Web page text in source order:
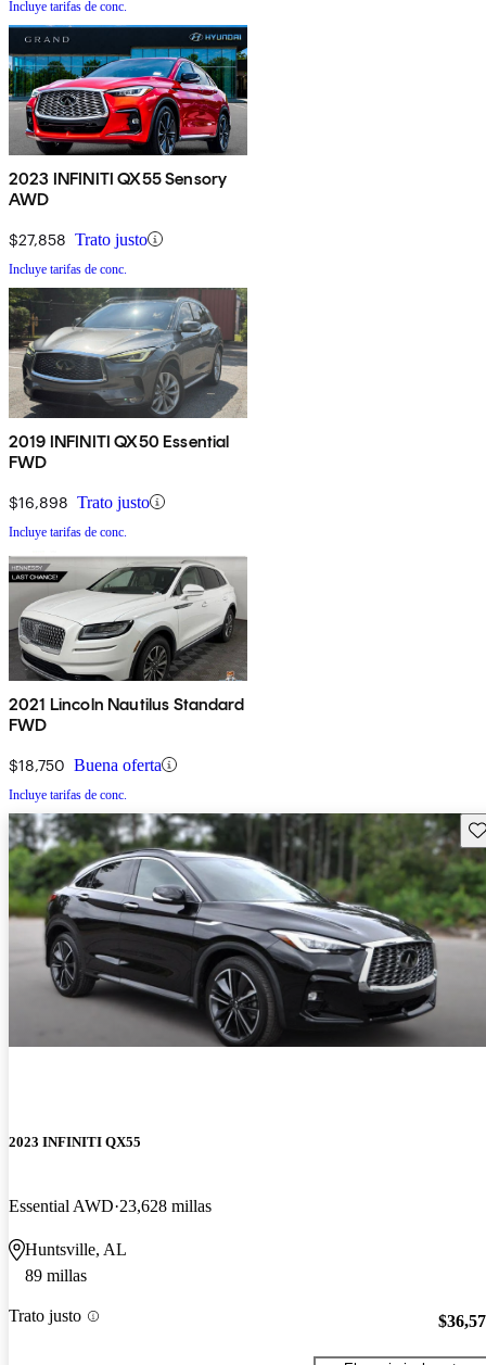
Incluye tarifas de conc.
2023 INFINITI QX55 Sensory
AWD
$27,858 Trato justo
Incluye tarifas de conc.
2019 INFINITI QX50 Essential
FWD
$16,898 Trato justo
Incluye tarifas de conc.
2021 Lincoln Nautilus Standard
FWD
$18,750 Buena oferta
Incluye tarifas de conc.
2023 INFINITI QX55
Essential AWD 23,628 millas
Huntsville, AL
89 millas
Trato justo